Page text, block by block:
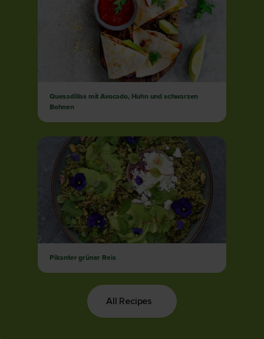
Quesadillas mit Avocado, Huhn und schwarzen
Bohnen
Pikanter grüner Reis
All Recipes